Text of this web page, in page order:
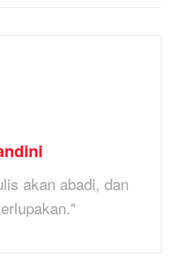
akan abadi, dan